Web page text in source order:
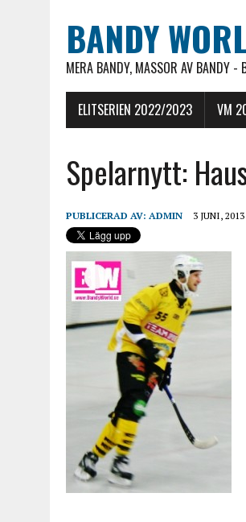
BANDY
MERA BANDY, MASSOR AV BANDY -
ELITSERIEN 2022/2023 VM
Spelarnytt:
PUBLICERAD AV: ADMIN 3 JUNI, 2013